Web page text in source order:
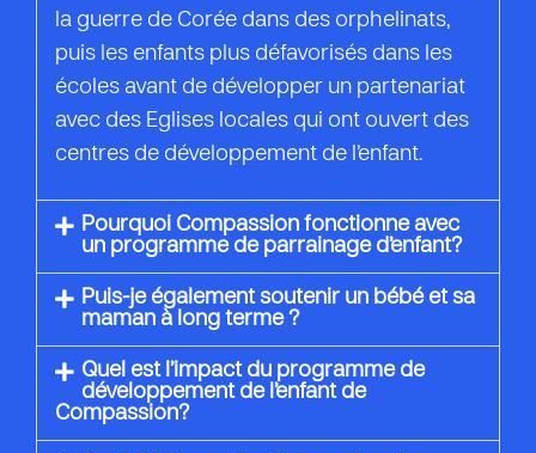
la guerre de Corée dans des orphelinats,
puis les enfants plus défavorisés dans les
écoles avant de développer un partenariat
avec des Eglises locales qui ont ouvert des
centres de développement de l’enfant.
Pourquoi Compassion fonctionne avec
un programme de parrainage d’enfant?
Puis-je également soutenir un bébé et sa
maman à long terme ?
Quel est l’impact du programme de
développement de l’enfant de
Compassion?